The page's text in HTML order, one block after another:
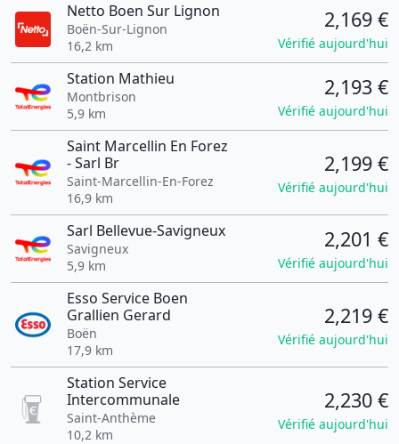
Netto Boen Sur Lignon
Boën-Sur-Lignon
16,2 km
2,169 €
Vérifié aujourd'hui
Station Mathieu
Montbrison
5,9 km
2,193 €
Vérifié aujourd'hui
Saint Marcellin En Forez
- Sarl Br
Saint-Marcellin-En-Forez
16,9 km
2,199 €
Vérifié aujourd'hui
Sarl Bellevue-Savigneux
Savigneux
5,9 km
2,201 €
Vérifié aujourd'hui
Esso Service Boen
Grallien Gerard
Boën
17,9 km
2,219 €
Vérifié aujourd'hui
Station Service
Intercommunale
Saint-Anthème
10,2 km
2,230 €
Vérifié aujourd'hui